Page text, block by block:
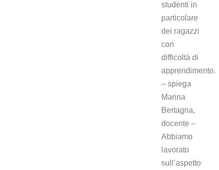
studenti in
particolare
dei ragazzi
con
difficoltà di
apprendimento.
– spiega
Marina
Bertagna,
docente –
Abbiamo
lavorato
sull’aspetto